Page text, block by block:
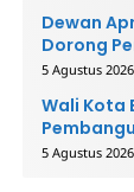
Dewan
Dorong
5 Agustus 2026
Wali Kota
5 Agustus 2026